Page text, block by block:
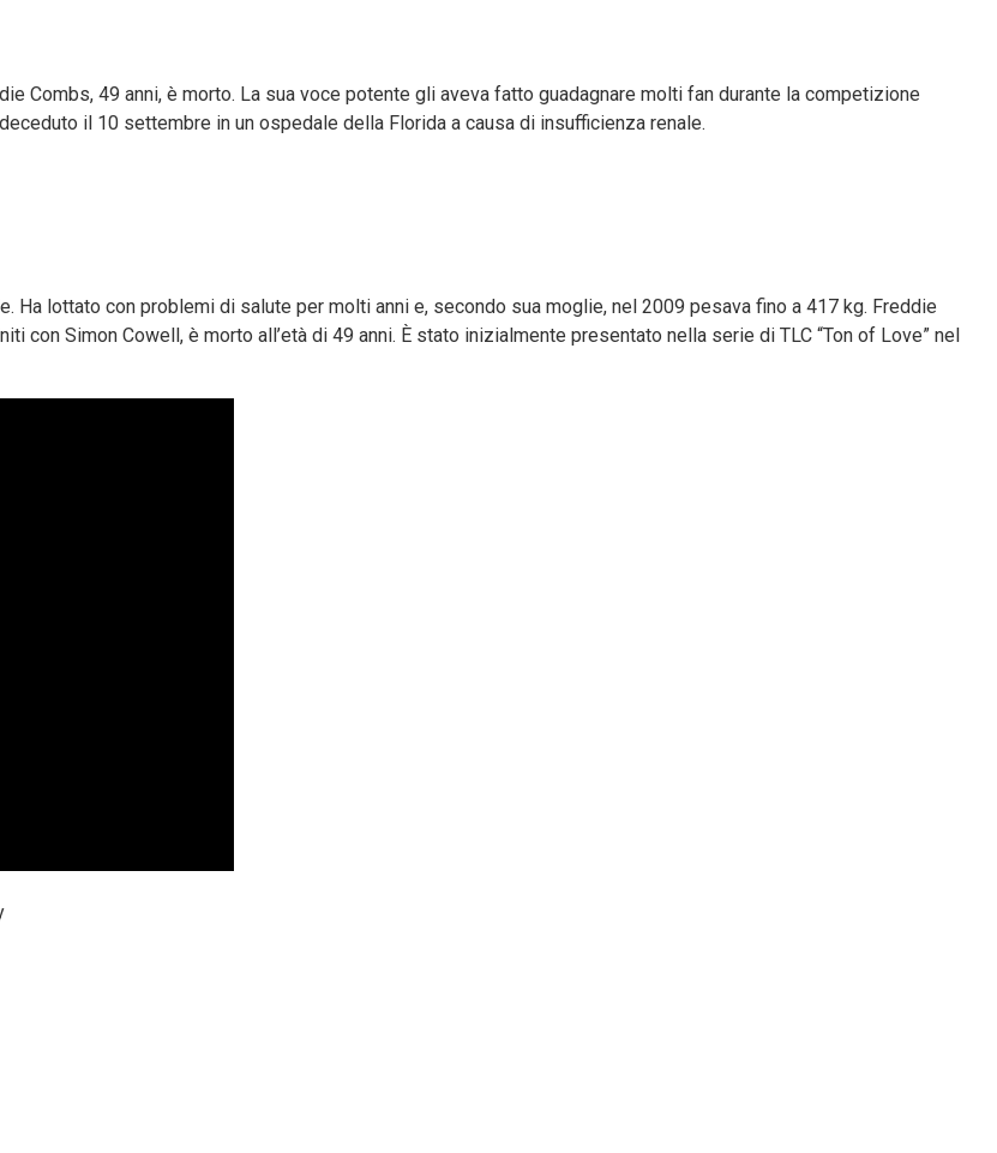
Combs, 49 anni, è morto. La sua voce potente gli aveva fatto guadagnare molti fan durante la competizione
il 10 settembre in un ospedale della Florida a causa di insufficienza renale.
Ha lottato con problemi di salute per molti anni e, secondo sua moglie, nel 2009 pesava fino a 417 kg. Freddie
con Simon Cowell, è morto all’età di 49 anni. È stato inizialmente presentato nella serie di TLC “Ton of Love” nel